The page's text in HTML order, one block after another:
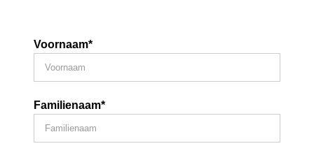
Voornaam*
Familienaam*